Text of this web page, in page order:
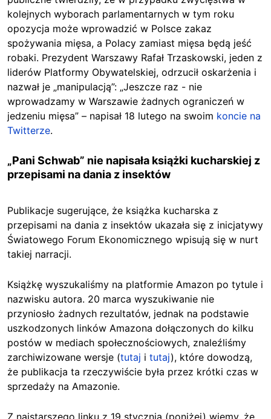
kolejnych wyborach parlamentarnych w tym roku
opozycja może wprowadzić w Polsce zakaz
spożywania mięsa, a Polacy zamiast mięsa będą jeść
robaki. Prezydent Warszawy Rafał Trzaskowski, jeden z
liderów Platformy Obywatelskiej, odrzucił oskarżenia i
nazwał je „manipulacją”: „Jeszcze raz - nie
wprowadzamy w Warszawie żadnych ograniczeń w
jedzeniu mięsa” – napisał 18 lutego na swoim koncie na
Twitterze.
„Pani Schwab” nie napisała książki kucharskiej z
przepisami na dania z insektów
Publikacje sugerujące, że książka kucharska z
przepisami na dania z insektów ukazała się z inicjatywy
Światowego Forum Ekonomicznego wpisują się w nurt
takiej narracji.
Książkę wyszukaliśmy na platformie Amazon po tytule i
nazwisku autora. 20 marca wyszukiwanie nie
przyniosło żadnych rezultatów, jednak na podstawie
uszkodzonych linków Amazona dołączonych do kilku
postów w mediach społecznościowych, znaleźliśmy
zarchiwizowane wersje (tutaj i tutaj), które dowodzą,
że publikacja ta rzeczywiście była przez krótki czas w
sprzedaży na Amazonie.